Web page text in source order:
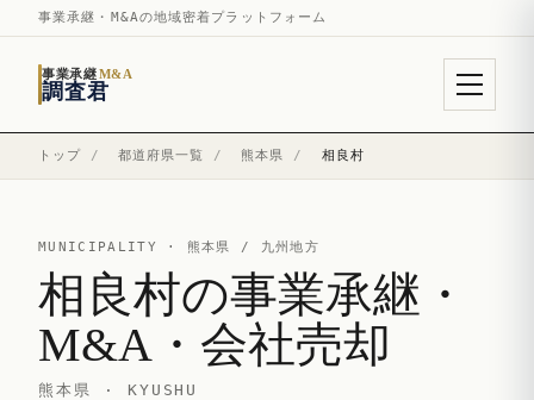
事業承継・M&Aの地域密着プラットフォーム
事業承継M&A
調査君
トップ / 都道府県一覧 / 熊本県 / 相良村
MUNICIPALITY · 熊本県 / 九州地方
相良村の事業承継・
M&A・会社売却
熊本県 · KYUSHU